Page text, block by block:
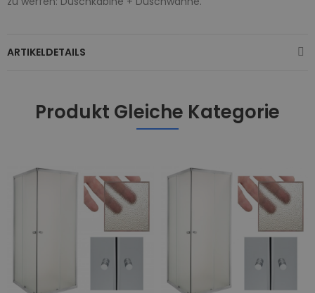
ARTIKELDETAILS
Produkt Gleiche Kategorie